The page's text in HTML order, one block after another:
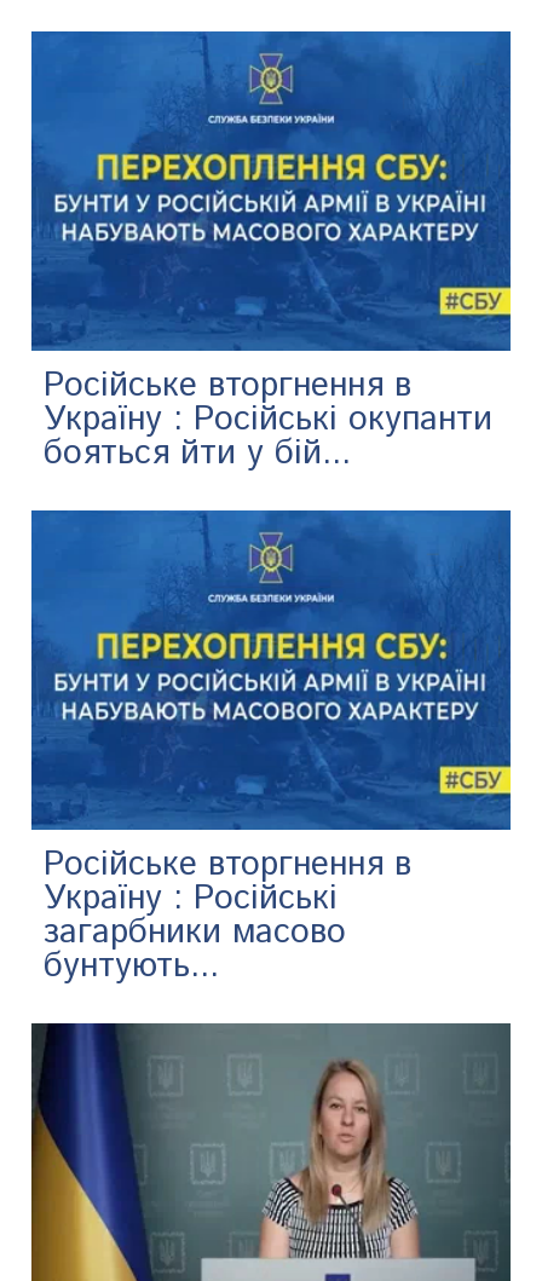
Російське вторгнення в
Україну : Російські окупанти
бояться йти у бій...
Російське вторгнення в
Україну : Російські
загарбники масово
бунтують...